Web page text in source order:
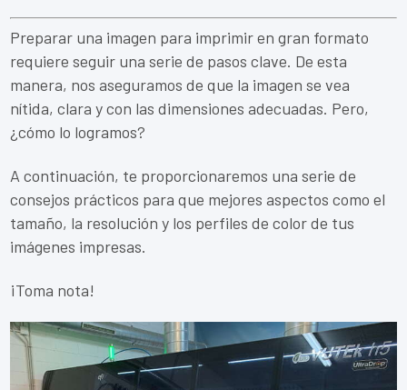
Preparar una imagen para imprimir en gran formato
requiere seguir una serie de pasos clave. De esta
manera, nos aseguramos de que la imagen se vea
nítida, clara y con las dimensiones adecuadas. Pero,
¿cómo lo logramos?
A continuación, te proporcionaremos una serie de
consejos prácticos para que mejores aspectos como el
tamaño, la resolución y los perfiles de color de tus
imágenes impresas.
¡Toma nota!